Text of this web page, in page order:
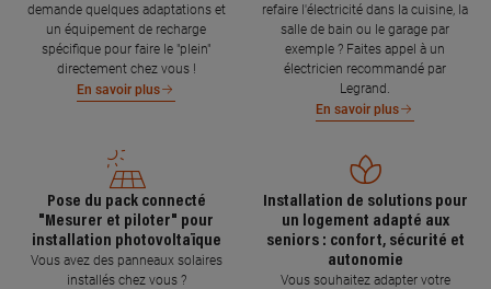
demande quelques adaptations et
un équipement de recharge
spécifique pour faire le "plein"
directement chez vous !
En savoir plus
refaire l'électricité dans la cuisine, la
salle de bain ou le garage par
exemple ? Faites appel à un
électricien recommandé par
Legrand.
En savoir plus
Pose du pack connecté
"Mesurer et piloter" pour
installation photovoltaïque
Vous avez des panneaux solaires
installés chez vous ?
Installation de solutions pour
un logement adapté aux
seniors : confort, sécurité et
autonomie
Vous souhaitez adapter votre